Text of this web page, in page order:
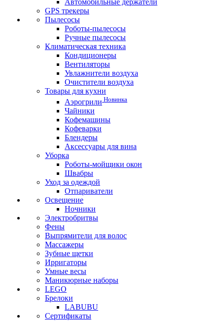
Автомобильные держатели
GPS трекеры
Пылесосы
Роботы-пылесосы
Ручные пылесосы
Климатическая техника
Кондиционеры
Вентиляторы
Увлажнители воздуха
Очистители воздуха
Товары для кухни
Аэрогрили Новинка
Чайники
Кофемашины
Кофеварки
Блендеры
Аксессуары для вина
Уборка
Роботы-мойщики окон
Швабры
Уход за одеждой
Отпариватели
Освещение
Ночники
Электробритвы
Фены
Выпрямители для волос
Массажеры
Зубные щетки
Ирригаторы
Умные весы
Маникюрные наборы
LEGO
Брелоки
LABUBU
Сертификаты